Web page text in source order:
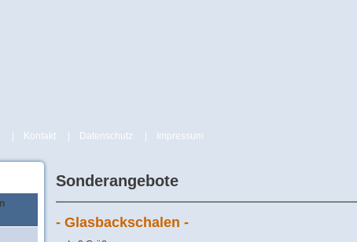
Kontakt Datenschutz Impressum
Sonderangebote
- Glasbackschalen -